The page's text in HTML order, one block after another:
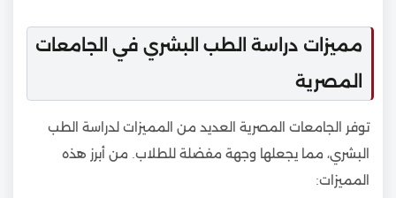
مميزات دراسة الطب البشري في الجامعات
المصرية
توفر الجامعات المصرية العديد من المميزات لدراسة الطب
البشري، مما يجعلها وجهة مفضلة للطلاب. من أبرز هذه
المميزات: